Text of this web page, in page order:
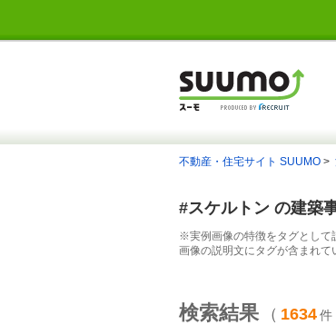
不動産・住宅サイト SUUMO
#スケルトン の建築
※実例画像の特徴をタグとして
画像の説明文にタグが含まれて
検索結果 （ 1634件